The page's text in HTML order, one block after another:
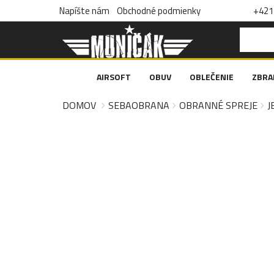
Napíšte nám Obchodné podmienky
AIRSOFT OBUV OBLEČENIE
DOMOV SEBAOBRANA OBRANNÉ SPREJE